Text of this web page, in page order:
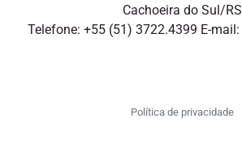
Cachoeira do Sul/RS
Telefone: +55 (51) 3722.4399 E-mail:
Política de privacidade